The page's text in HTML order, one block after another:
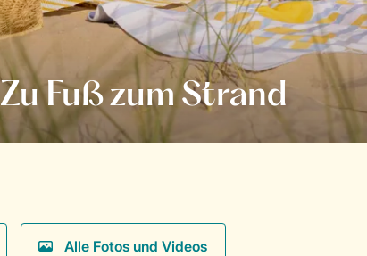
Zu Fuß zum Strand
Alle Fotos und Videos